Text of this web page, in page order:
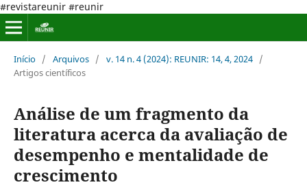
#revistareunir #reunir
Início / Arquivos / v. 14 n. 4 (2024): REUNIR: 14, 4, 2024 /
Artigos científicos
Análise de um fragmento da
literatura acerca da avaliação de
desempenho e mentalidade de
crescimento